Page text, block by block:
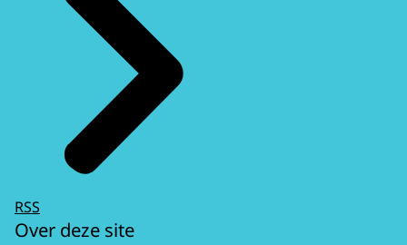
RSS
Over deze site